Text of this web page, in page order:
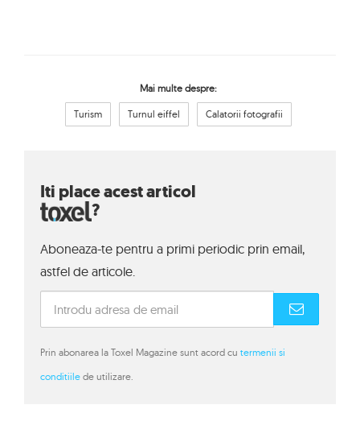
Mai multe despre:
Turism Turnul eiffel Calatorii fotografii
Iti place acest articol
?
Aboneaza-te pentru a primi periodic prin email,
astfel de articole.
Prin abonarea la Toxel Magazine sunt acord cu termenii si
conditiile de utilizare.